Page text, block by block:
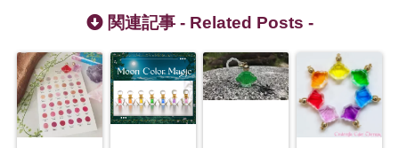
関連記事 - Related Posts -